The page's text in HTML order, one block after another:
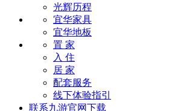
光辉历程
宜华家具
宜华地板
置 家
入 住
居 家
配套服务
线下体验指引
联系九游官网下载